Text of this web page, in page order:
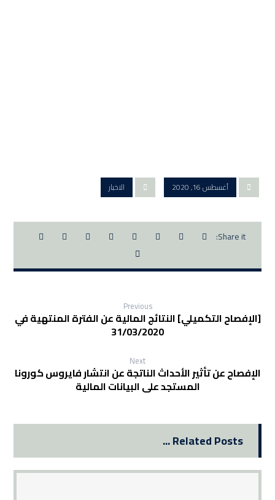
أغسطس 16, 2020 الاخبار
Previous
[الإفصاح التكميلي] النتائج المالية عن الفترة المنتهية في
31/03/2020
Next
الإفصاح عن تأثير الأحداث الناتجة عن انتشار فايروس كورونا
المستجد على البيانات المالية
Related Posts ...